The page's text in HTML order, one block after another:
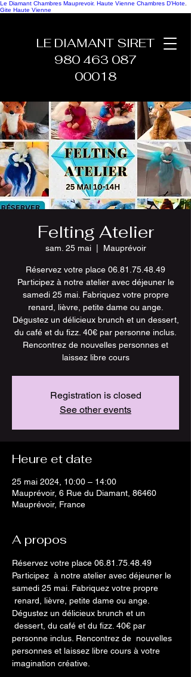
Le Diamant Chambres Mauprevoir. Haute Vienne Chambres D'Hote
Gite Haute Vienne
LE DIAMANT SIRET
980 463 087
00018
Felting Atelier
sam. 25 mai
  |
Mauprévoir
Réservez votre place 06.81.75.48.49
Participez à notre atelier avec déjeuner le
samedi 25 mai. Fabriquez votre propre
renard, lièvre, petite dame ou ange.
Dégustez un délicieux brunch et un dessert,
du café et du fizz. 40€ par personne inclus.
Rencontrez de nouvelles personnes et
laissez libre cours
Registration is closed
See other events
Heure et date
25 mai 2024, 10:00 – 14:00
Mauprévoir, 6 Rue du Diamant, 86460
Mauprévoir, France
A propos
Réservez votre place 06.81.75.48.49
Participez  à notre atelier avec déjeuner le
samedi 25 mai. Fabriquez votre propre
renard, lièvre, petite dame ou ange.
Dégustez un délicieux brunch et un
dessert, du café et du fizz. 40€ par
personne inclus. Rencontrez de  nouvelles
personnes et laissez libre cours à votre
imagination créative.